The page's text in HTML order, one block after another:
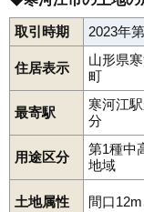
取引時期 2023年
住居表示
山形県
町
最寄駅
寒河江
分
用途区分
第1種中
地域
土地属性 間口